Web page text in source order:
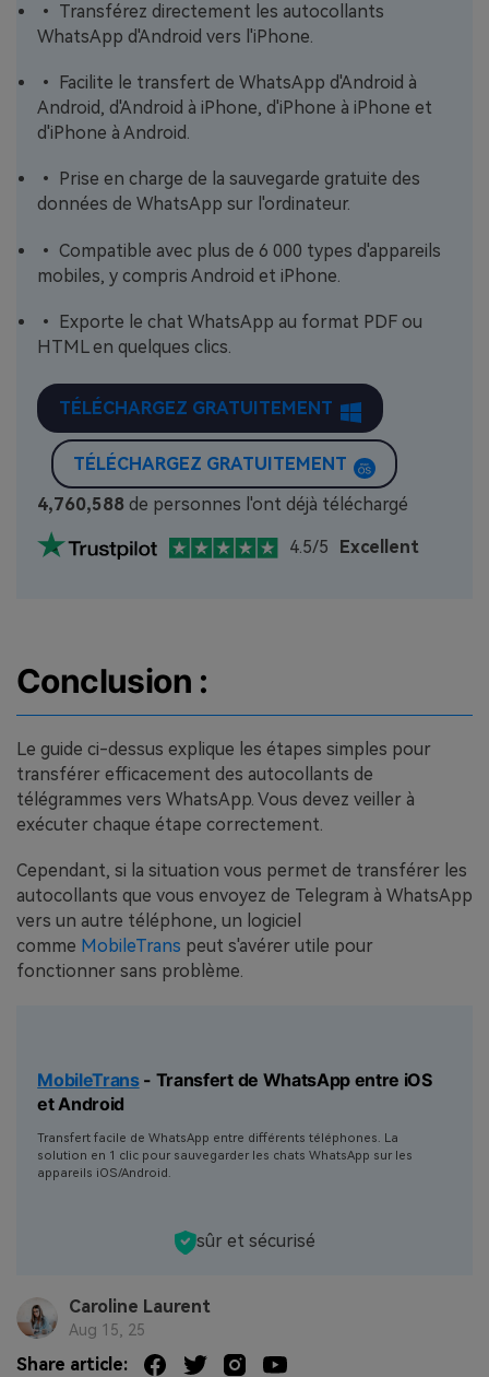
• Transférez directement les autocollants
WhatsApp d'Android vers l'iPhone.
• Facilite le transfert de WhatsApp d'Android à
Android, d'Android à iPhone, d'iPhone à iPhone et
d'iPhone à Android.
• Prise en charge de la sauvegarde gratuite des
données de WhatsApp sur l'ordinateur.
• Compatible avec plus de 6 000 types d'appareils
mobiles, y compris Android et iPhone.
• Exporte le chat WhatsApp au format PDF ou
HTML en quelques clics.
TÉLÉCHARGEZ GRATUITEMENT
TÉLÉCHARGEZ GRATUITEMENT
4,760,591 de personnes l'ont déjà téléchargé
4.5/5 Excellent
Conclusion :
Le guide ci-dessus explique les étapes simples pour
transférer efficacement des autocollants de
télégrammes vers WhatsApp. Vous devez veiller à
exécuter chaque étape correctement.
Cependant, si la situation vous permet de transférer les
autocollants que vous envoyez de Telegram à WhatsApp
vers un autre téléphone, un logiciel
comme MobileTrans peut s'avérer utile pour
fonctionner sans problème.
MobileTrans - Transfert de WhatsApp entre iOS
et Android
Transfert facile de WhatsApp entre différents téléphones. La
solution en 1 clic pour sauvegarder les chats WhatsApp sur les
appareils iOS/Android.
sûr et sécurisé
Caroline Laurent
Aug 15, 25
Share article: